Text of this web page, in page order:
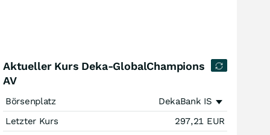
Aktueller Kurs Deka-GlobalChampions
AV
Börsenplatz
DekaBank IS
Letzter Kurs
297,21 EUR